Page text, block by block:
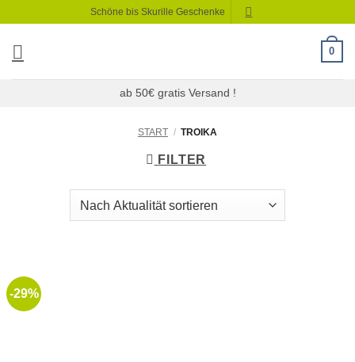
springen
Schöne bis Skurille Geschenke
0
ab 50€ gratis Versand !
START / TROIKA
FILTER
-29%